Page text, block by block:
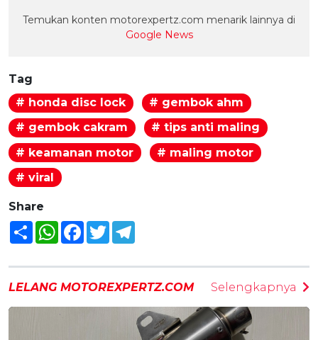
Temukan konten motorexpertz.com menarik lainnya di
Google News
Tag
# honda disc lock
# gembok ahm
# gembok cakram
# tips anti maling
# keamanan motor
# maling motor
# viral
Share
Share WhatsAppFacebook
Twitter
LELANG MOTOREXPERTZ.COM Selengkapnya